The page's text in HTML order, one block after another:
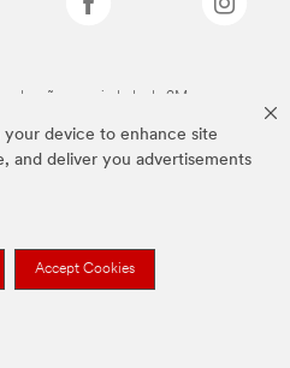
your device to enhance site
and deliver you advertisements
Accept Cookies
são propriedade da 3M.